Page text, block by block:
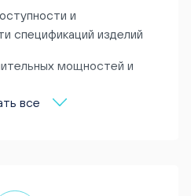
и
спецификаций изделий
мощностей и
все